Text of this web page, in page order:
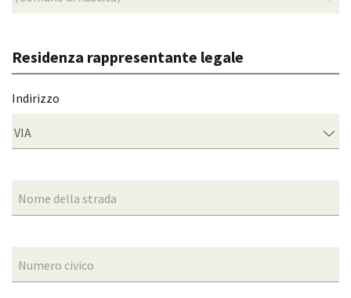
Residenza rappresentante legale
Indirizzo